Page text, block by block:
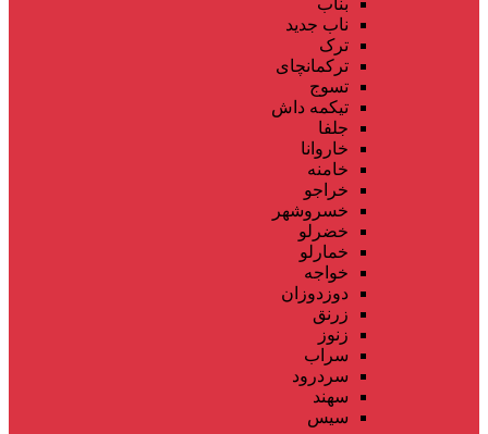
ناب جدید
ترک
ترکمانچای
تسوج
تیکمه داش
جلفا
خاروانا
خامنه
خراجو
خسروشهر
خضرلو
خمارلو
خواجه
دوزدوزان
زرنق
زنوز
سراب
سردرود
سهند
سیس